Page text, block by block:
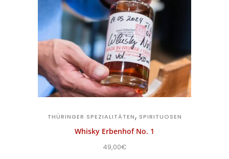
THÜRINGER SPEZIALITÄTEN, SPIRITUOSEN
Whisky Erbenhof No. 1
49,00€